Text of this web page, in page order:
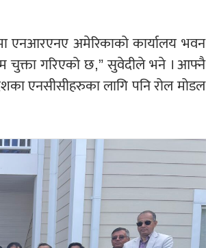
एनआरएनए अमेरिकाको कार्यालय भवन
चुक्ता गरिएको छ,” सुवेदीले भने । आफ्नै
एनसीसीहरुका लागि पनि रोल मोडल